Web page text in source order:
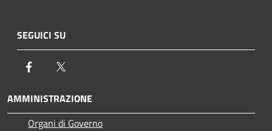
SEGUICI SU
Facebook
AMMINISTRAZIONE
Organi di Governo